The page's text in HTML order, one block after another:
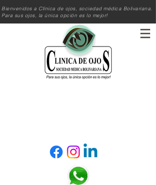
Bienvenidos a Clínica de ojos, sociedad médica Bolivariana.
Para sus ojos, la única opción es lo mejor!